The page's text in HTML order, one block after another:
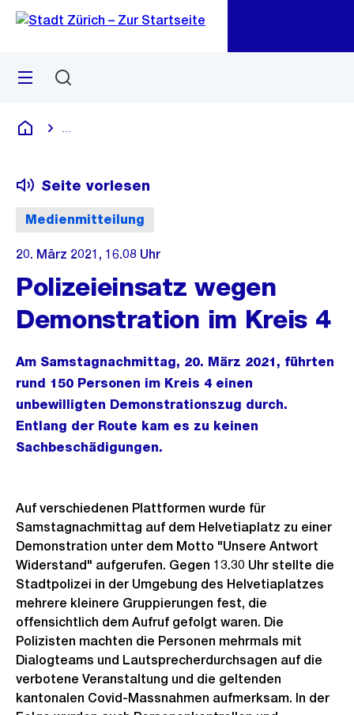
Navigation
Sprunglink
Menü
Deutsch
Medienmitteilung
Seite vorlesen
20. März 2021, 16.08 Uhr
Polizeieinsatz wegen
Demonstration im Kreis 4
Am Samstagnachmittag, 20. März 2021, führten
rund 150 Personen im Kreis 4 einen
unbewilligten Demonstrationszug durch.
Entlang der Route kam es zu keinen
Sachbeschädigungen.
Auf verschiedenen Plattformen wurde für
Samstagnachmittag auf dem Helvetiaplatz zu einer
Demonstration unter dem Motto "Unsere Antwort
Widerstand" aufgerufen. Gegen 13.30 Uhr stellte die
Stadtpolizei in der Umgebung des Helvetiaplatzes
mehrere kleinere Gruppierungen fest, die
offensichtlich dem Aufruf gefolgt waren. Die
Polizisten machten die Personen mehrmals mit
Dialogteams und Lautsprecherdurchsagen auf die
verbotene Veranstaltung und die geltenden
kantonalen Covid-Massnahmen aufmerksam. In der